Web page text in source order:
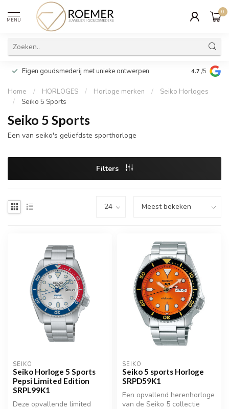
MENU
0
Eigen goudsmederij met unieke ontwerpen Wij
cadeau
4.7 /5
Home / HORLOGES / Horloge merken /
Seiko Horloges
/
Seiko 5 Sports
Seiko 5 Sports
Een van seiko's geliefdste sporthorloge
Filters
SEIKO
Seiko Horloge 5 Sports
Pepsi Limited Edition
SRPL99K1
Deze opvallende limited
SEIKO
Seiko 5 sports Horloge
SRPD59K1
Een opvallend herenhorloge
van de Seiko 5 collectie